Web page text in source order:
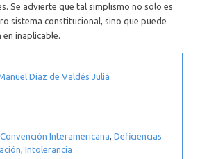
Se advierte que tal simplismo no solo es
sistema constitucional, sino que puede
inaplicable.
Díaz de Valdés Juliá
Convención Interamericana, Deficiencias
,Intolerancia